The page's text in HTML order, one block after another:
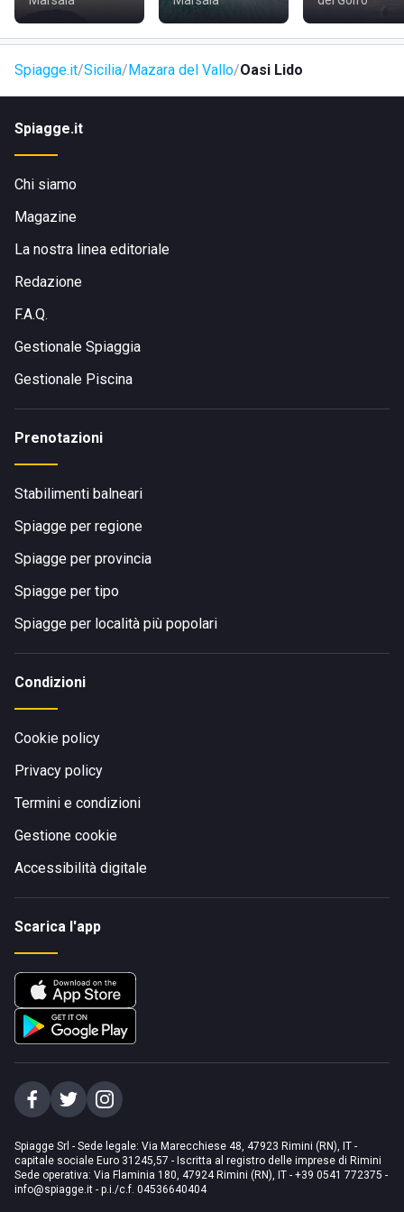
poco più di due chilometri. In circa cinque minuti sarete
arrivati a destinazione!
Spiagge.it Sicilia Mazara del Vallo Oasi Lido
Spiagge.it
Chi siamo
Magazine
La nostra linea editoriale
Redazione
F.A.Q.
Gestionale Spiaggia
Gestionale Piscina
Prenotazioni
Stabilimenti balneari
Spiagge per regione
Spiagge per provincia
Spiagge per tipo
Spiagge per località più popolari
Condizioni
Cookie policy
Privacy policy
Termini e condizioni
Gestione cookie
Accessibilità digitale
Scarica l'app
Spiagge Srl - Sede legale: Via Marecchiese 48, 47923 Rimini (RN), IT -
capitale sociale Euro 31245,57 - Iscritta al registro delle imprese di Rimini
Sede operativa: Via Flaminia 180, 47924 Rimini (RN), IT - +39 0541 772375 -
info@spiagge.it - p.i./c.f. 04536640404